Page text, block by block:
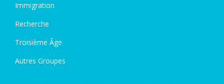
Immigration
Recherche
Troisième Âge
Autres Groupes